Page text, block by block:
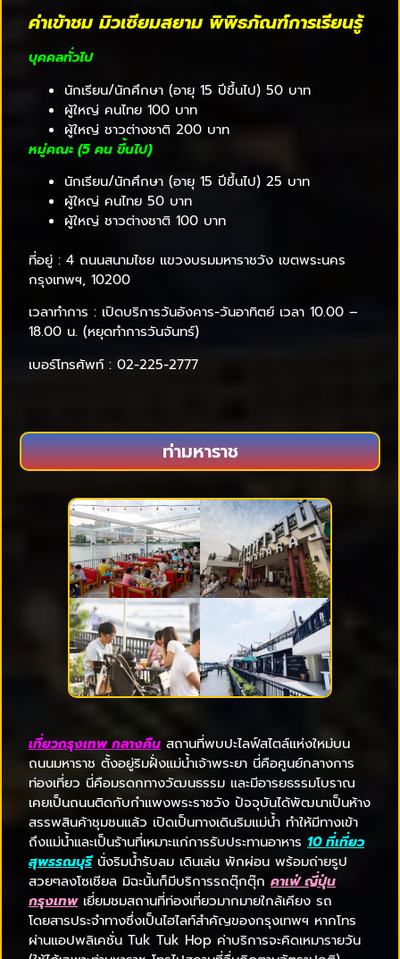
ค่าเข้าชม มิวเซียมสยาม พิพิธภัณฑ์การเรียนรู้
บุคคลทั่วไป
นักเรียน/นักศึกษา (อายุ 15 ปีขึ้นไป) 50 บาท
ผู้ใหญ่ คนไทย 100 บาท
ผู้ใหญ่ ชาวต่างชาติ 200 บาท
หมู่คณะ (5 คน ขึ้นไป)
นักเรียน/นักศึกษา (อายุ 15 ปีขึ้นไป) 25 บาท
ผู้ใหญ่ คนไทย 50 บาท
ผู้ใหญ่ ชาวต่างชาติ 100 บาท
ที่อยู่ : 4 ถนนสนามไชย แขวงบรมมหาราชวัง เขตพระนคร
กรุงเทพฯ, 10200
เวลาทำการ : เปิดบริการวันอังคาร-วันอาทิตย์ เวลา 10.00 –
18.00 น. (หยุดทำการวันจันทร์)
เบอร์โทรศัพท์ : 02-225-2777
ท่ามหาราช
เที่ยวกรุงเทพ กลางคืน สถานที่พบปะไลฟ์สไตล์แห่งใหม่บน
ถนนมหาราช ตั้งอยู่ริมฝั่งแม่น้ำเจ้าพระยา นี่คือศูนย์กลางการ
ท่องเที่ยว นี่คือมรดกทางวัฒนธรรม และมีอารยธรรมโบราณ
เคยเป็นถนนติดกับกำแพงพระราชวัง ปัจจุบันได้พัฒนาเป็นห้าง
สรรพสินค้าชุมชนแล้ว เปิดเป็นทางเดินริมแม่น้ำ ทำให้มีทางเข้า
ถึงแม่น้ำและเป็นร้านที่เหมาะแก่การรับประทานอาหาร 10 ที่เที่ยว
สุพรรณบุรีนั่งริมน้ำรับลม เดินเล่น พักผ่อน พร้อมถ่ายรูป
สวยๆลงโซเชียล มิฉะนั้นก็มีบริการรถตุ๊กตุ๊ก คาเฟ่ ญี่ปุ่น
กรุงเทพเยี่ยมชมสถานที่ท่องเที่ยวมากมายใกล้เคียง รถ
โดยสารประจำทางซึ่งเป็นไฮไลท์สำคัญของกรุงเทพฯ หากโทร
ผ่านแอปพลิเคชั่น Tuk Tuk Hop ค่าบริการจะคิดเหมารายวัน